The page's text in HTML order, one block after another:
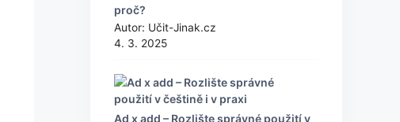
proč?
Autor: Učit-Jinak.cz
4. 3. 2025
Ad x add – Rozlište správné použití v